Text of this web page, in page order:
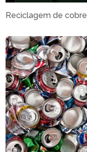
Reciclagem de